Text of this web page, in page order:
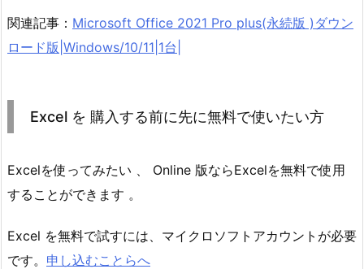
関連記事： Microsoft Office 2021 Pro plus(永続版 )ダウン
ロード版|Windows/10/11|1台|
Excel を 購入する前に先に無料で使いたい方
Excelを使ってみたい 、 Online 版ならExcelを無料で使用
することができます 。
Excel を無料で試すには、マイクロソフトアカウントが必要
です。 申し込むことらへ